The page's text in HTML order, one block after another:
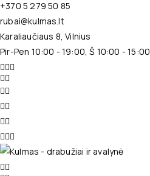
+370 5 279 50 85
rubai@kulmas.lt
Karaliaučiaus 8, Vilnius
Pir-Pen 10:00 - 19:00, Š 10:00 - 15:00